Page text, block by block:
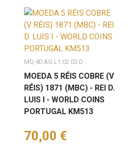
MQ.4D.AG.L1.02.03.D
MOEDA 5 RÉIS COBRE (V
RÉIS) 1871 (MBC) - REI D.
LUIS I - WORLD COINS
PORTUGAL KM513
Preço
70,00 €